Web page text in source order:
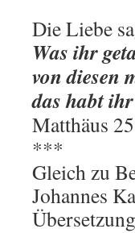
Die Liebe
Was ihr
von diesen
das habt
Matthäus
***
Gleich zu
Johannes